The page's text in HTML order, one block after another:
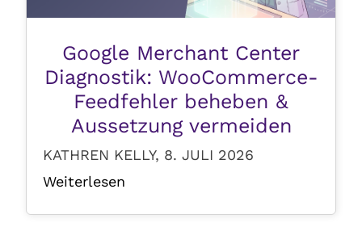
Google Merchant Center
Diagnostik: WooCommerce-
Feedfehler beheben &
Aussetzung vermeiden
KATHREN KELLY, 8. JULI 2026
Weiterlesen